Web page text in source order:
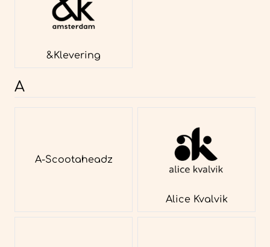
&Klevering
A
A-Scootaheadz
Alice Kvalvik